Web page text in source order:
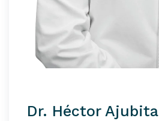
Dr. Héctor Ajubita